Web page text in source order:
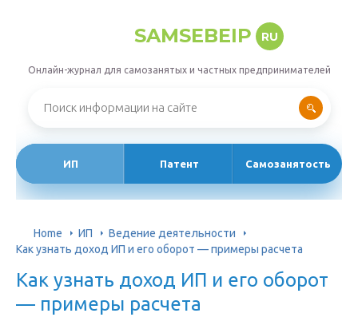
SAMSEBEIP RU
Онлайн-журнал для самозанятых и частных предпринимателей
ИП Патент Самозанятость
Home ИП
Ведение деятельности
Как узнать доход ИП и его оборот — примеры расчета
Как узнать доход ИП и его оборот
— примеры расчета